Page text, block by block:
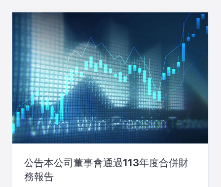
公告本公司董事會通過113年度合併財
務報告